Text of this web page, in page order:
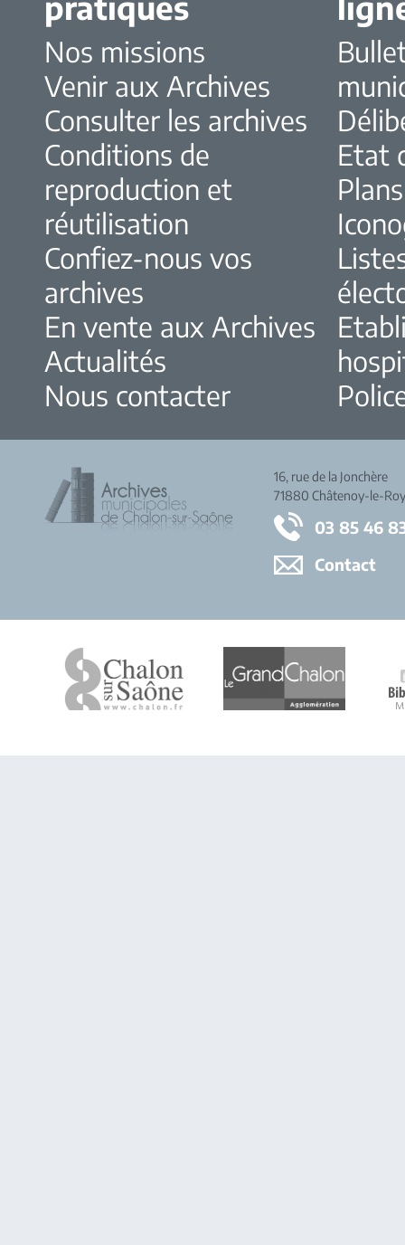
Nos missions
Venir aux Archives
Consulter les archives
Conditions de
reproduction et
réutilisation
Confiez-nous vos
archives
En vente aux Archives
Actualités
Nous contacter
Etat
Plans
16, rue de la Jonchère
71880 Châtenoy-le-
03 85 46
Contact